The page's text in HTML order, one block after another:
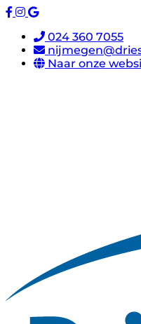
024 360 7055
Naar onze